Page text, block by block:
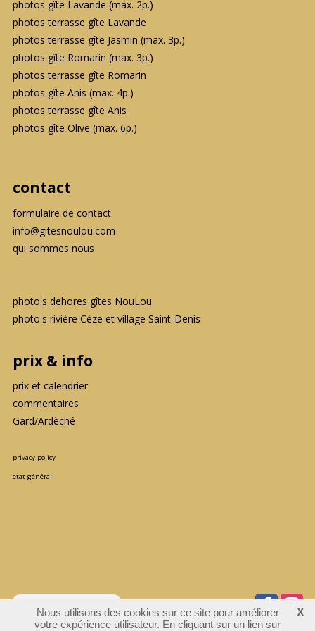
photos gîte Lavande (max. 2p.)
photos terrasse gîte Lavande
photos terrasse gîte Jasmin (max. 3p.)
photos gîte Romarin (max. 3p.)
photos terrasse gîte Romarin
photos gîte Anis (max. 4p.)
photos terrasse gîte Anis
photos gîte Olive (max. 6p.)
contact
formulaire de contact
info@gitesnoulou.com
qui sommes nous
photo's dehores gîtes NouLou
photo's rivière Cèze et village Saint-Denis
prix & info
prix et calendrier
commentaires
Gard/Ardèché
privacy policy
etat général
Nous utilisons des cookies sur ce site pour améliorer
votre expérience utilisateur. En cliquant sur un lien sur
X